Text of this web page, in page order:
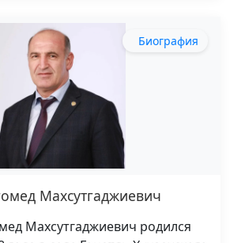
Биография
Махсутгаджиевич
Махсутгаджиевич родился